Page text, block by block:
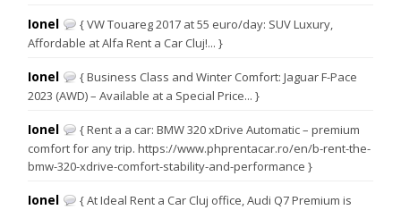
Ionel
{ VW Touareg 2017 at 55 euro/day: SUV Luxury,
Affordable at Alfa Rent a Car Cluj!... }
Ionel
{ Business Class and Winter Comfort: Jaguar F-Pace
2023 (AWD) – Available at a Special Price... }
Ionel
{ Rent a a car: BMW 320 xDrive Automatic – premium
comfort for any trip. https://www.phprentacar.ro/en/b-rent-the-
bmw-320-xdrive-comfort-stability-and-performance }
Ionel
{ At Ideal Rent a Car Cluj office, Audi Q7 Premium is